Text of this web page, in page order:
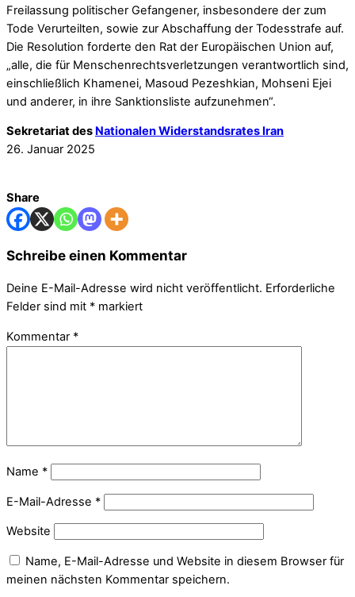
Freilassung politischer Gefangener, insbesondere der zum
Tode Verurteilten, sowie zur Abschaffung der Todesstrafe auf.
Die Resolution forderte den Rat der Europäischen Union auf,
„alle, die für Menschenrechtsverletzungen verantwortlich sind,
einschließlich Khamenei, Masoud Pezeshkian, Mohseni Ejei
und anderer, in ihre Sanktionsliste aufzunehmen“.
Sekretariat des Nationalen Widerstandsrates Iran
26. Januar 2025
Share
Schreibe einen Kommentar
Deine E-Mail-Adresse wird nicht veröffentlicht. Erforderliche
Felder sind mit * markiert
Kommentar *
Name *
E-Mail-Adresse *
Website
Name, E-Mail-Adresse und Website in diesem Browser für
meinen nächsten Kommentar speichern.